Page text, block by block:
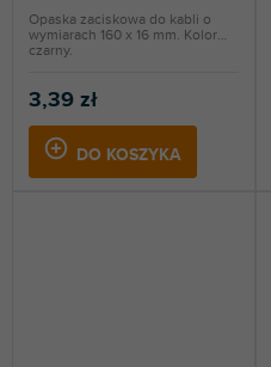
3,39 zł
DO KOSZYKA
Opaska zaciskowa do kabli o
wymiarach 160 x 16 mm. Kolor
czarny.